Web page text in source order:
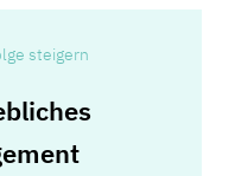
steigern